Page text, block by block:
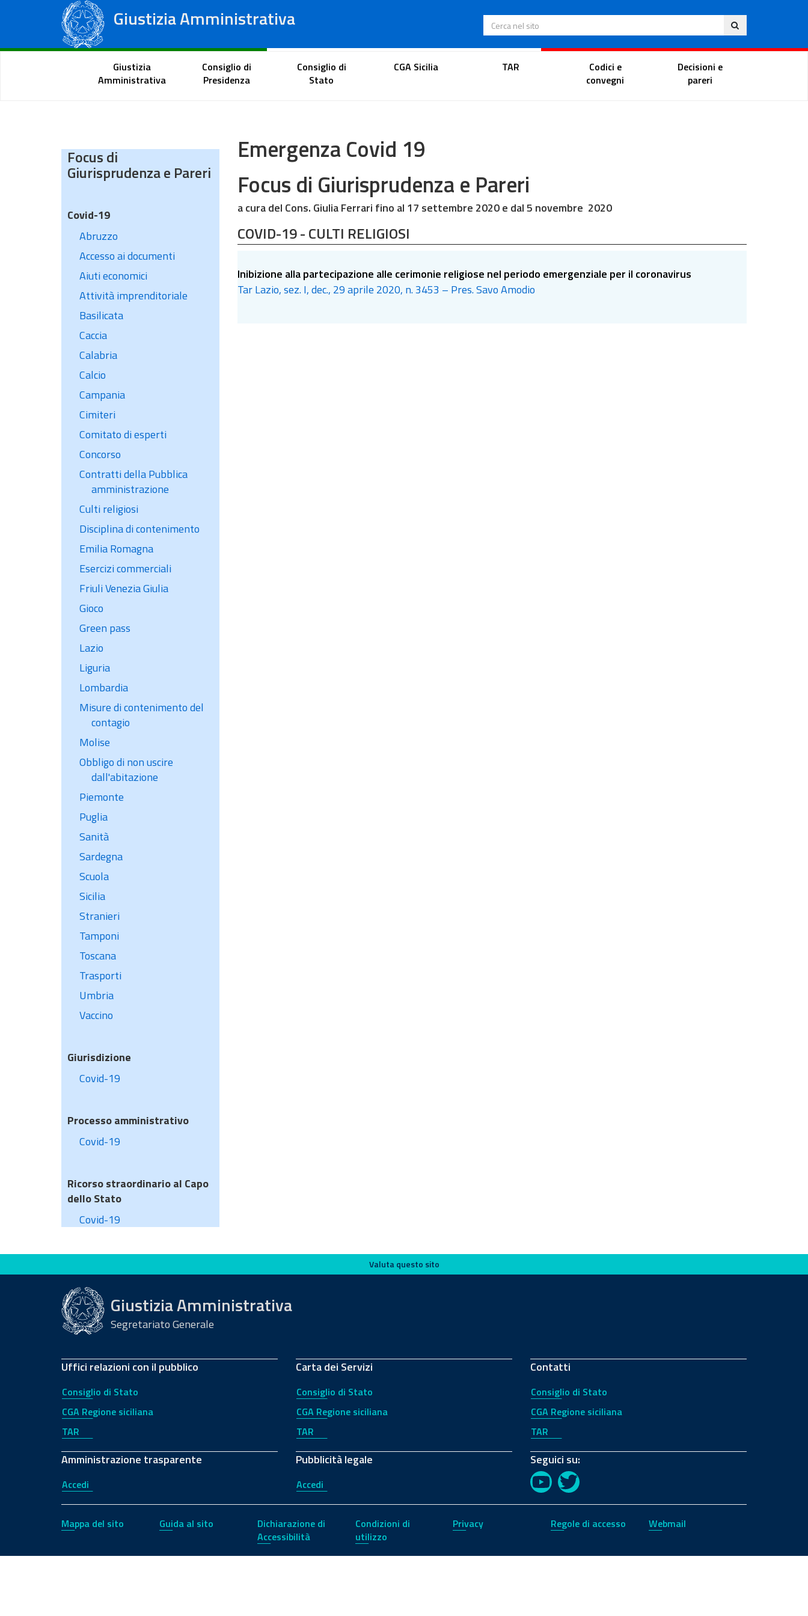
Giustizia Amministrativa
Tribunali Amministrativi Regionali
Ita
Cerca nel sito
Portale del cittadino Portale dell'avvocato Portale del magistrato
Giustizia
Amministrativa
Consiglio di
Presidenza
Consiglio di
Stato
CGA Sicilia TAR
Codici e
convegni
Decisioni e
pareri
Focus di
Giurisprudenza e Pareri
Covid-19
Abruzzo
Accesso ai documenti
Aiuti economici
Attività imprenditoriale
Basilicata
Caccia
Calabria
Calcio
Campania
Cimiteri
Comitato di esperti
Concorso
Contratti della Pubblica
amministrazione
Culti religiosi
Disciplina di contenimento
Emilia Romagna
Esercizi commerciali
Friuli Venezia Giulia
Gioco
Green pass
Lazio
Liguria
Lombardia
Misure di contenimento del
contagio
Molise
Obbligo di non uscire
dall'abitazione
Piemonte
Puglia
Sanità
Sardegna
Scuola
Sicilia
Stranieri
Tamponi
Toscana
Trasporti
Umbria
Vaccino
Giurisdizione
Covid-19
Processo amministrativo
Covid-19
Ricorso straordinario al Capo
dello Stato
Covid-19
Emergenza Covid 19
Focus di Giurisprudenza e Pareri
a cura del Cons. Giulia Ferrari fino al 17 settembre 2020 e dal 5 novembre 2020
COVID-19 - CULTI RELIGIOSI
Inibizione alla partecipazione alle cerimonie religiose nel periodo emergenziale per il coronavirus
Tar Lazio, sez. I, dec., 29 aprile 2020, n. 3453 – Pres. Savo Amodio
Valuta questo sito Valuta questo sito
Giustizia Amministrativa
Segretariato Generale
Uffici relazioni con il pubblico
Consiglio di Stato
CGA Regione siciliana
TAR
Amministrazione trasparente
Accedi
Carta dei Servizi
Consiglio di Stato
CGA Regione siciliana
TAR
Pubblicità legale
Accedi
Contatti
Consiglio di Stato
CGA Regione siciliana
TAR
Seguici su:
YouTubeTwitter
Mappa del sito Guida al sito
Dichiarazione di
Accessibilità
Condizioni di
utilizzo
Privacy Regole di accesso Webmail